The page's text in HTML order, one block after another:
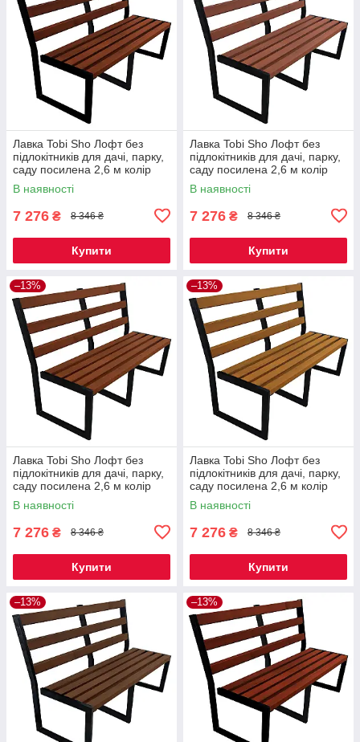
Лавка Tobi Sho Лофт без
підлокітників для дачі, парку,
саду посилена 2,6 м колір
каштан
В наявності
7 276 ₴ 8 346 ₴
Купити
Лавка Tobi Sho Лофт без
підлокітників для дачі, парку,
саду посилена 2,6 м колір
черешня
В наявності
7 276 ₴ 8 346 ₴
Купити
–13%
Лавка Tobi Sho Лофт без
підлокітників для дачі, парку,
саду посилена 2,6 м колір
макасар
В наявності
7 276 ₴ 8 346 ₴
Купити
–13%
Лавка Tobi Sho Лофт без
підлокітників для дачі, парку,
саду посилена 2,6 м колір
дуб
В наявності
7 276 ₴ 8 346 ₴
Купити
–13% –13%